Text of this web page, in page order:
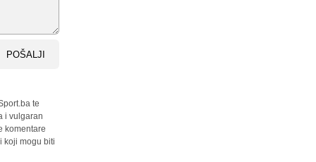
POŠALJI
te
i vulgaran
komentare
koji mogu biti